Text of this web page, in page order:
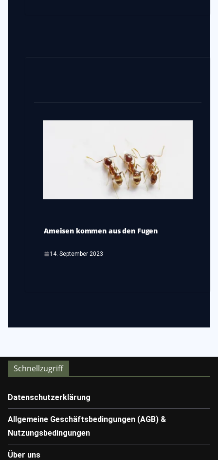
Ameisen kommen aus den Fugen
14. September 2023
Schnellzugriff
Datenschutzerklärung
Allgemeine Geschäftsbedingungen (AGB) &
Nutzungsbedingungen
Über uns